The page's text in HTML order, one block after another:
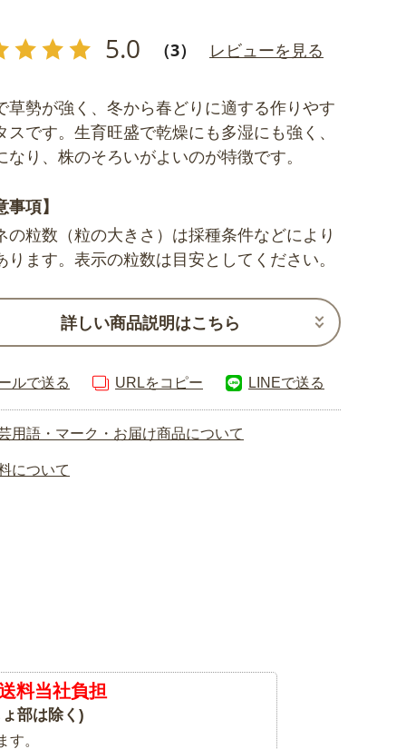
5.0 （3） レビューを見る
草勢が強く、冬から春どりに適する作りやす
スです。生育旺盛で乾燥にも多湿にも強く、
なり、株のそろいがよいのが特徴です。
事項】
の粒数（粒の大きさ）は採種条件などにより
ります。表示の粒数は目安としてください。
詳しい商品説明はこちら
ルで送る URLをコピー LINEで送る
用語・マーク・お届け商品について
について
料当社負担
部は除く)
。